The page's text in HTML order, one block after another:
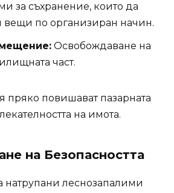
за съхранение, които да
вещи по организиран начин.
Освобождаване на
част.
пряко повишават пазарната
на имота.
на Безопасността
натрупани леснозапалими